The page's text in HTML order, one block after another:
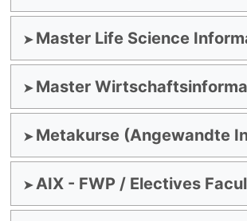
Master Life Science
Master
Metakurse (Angewandte
AIX - FWP / Electives